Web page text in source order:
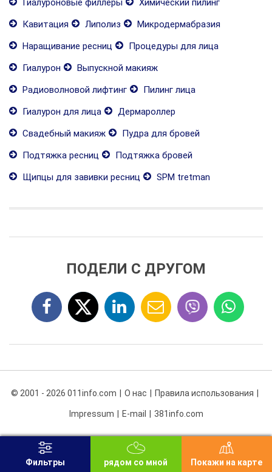
Гиалуроновые филлеры
Химический пилинг
Кавитация
Липолиз
Микродермабразия
Наращивание ресниц
Процедуры для лица
Гиалурон
Выпускной макияж
Радиоволновой лифтинг
Пилинг лица
Гиалурон для лица
Дермароллер
Свадебный макияж
Пудра для бровей
Подтяжка ресниц
Подтяжка бровей
Щипцы для завивки ресниц
SPM tretman
ПОДЕЛИ С ДРУГОМ
© 2001 - 2026 011info.com О нас Правила использования
Impressum E-mail 381info.com
Фильтры рядом со мной Покажи на карте